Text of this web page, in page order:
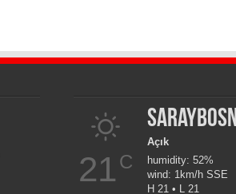
21 C
Açık
humidity: 52%
wind: 1km/h SSE
H 21 • L 21